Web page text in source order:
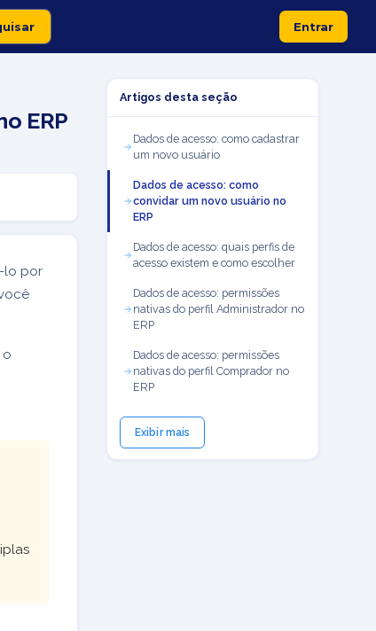
Entrar
ERP
lo por
o
Artigos desta seção
Dados de acesso: como cadastrar
um novo usuário
Dados de acesso: como
convidar um novo usuário no
ERP
Dados de acesso: quais perfis de
acesso existem e como escolher
Dados de acesso: permissões
nativas do perfil Administrador no
ERP
Dados de acesso: permissões
nativas do perfil Comprador no
ERP
Exibir mais